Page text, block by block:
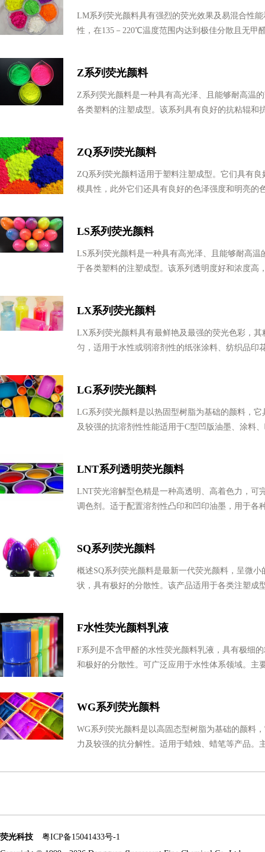
LM系列荧光颜料具有强烈的荧光效果及易混合性
性，在135－220℃温度范围内达到极佳分散且无甲
Z系列荧光颜料
Z系列荧光颜料是一种具有高光泽、且能够耐高温
各类塑料的注塑成型。该系列具有良好的抗粘辊和
ZQ系列荧光颜料
ZQ系列荧光颜料适用于塑料注塑成型。它们具有良
模具性，此外它们还具有良好的色泽强度和明亮的
LS系列荧光颜料
LS系列荧光颜料是一种具有高光泽、且能够耐高温
于各类塑料的注塑成型。该系列透明度好和浓度高
LX系列荧光颜料
LX系列荧光颜料具有最鲜艳及最强的荧光色彩，其
匀，适用于水性或弱溶剂性的纸张涂料、纺织品印
LG系列荧光颜料
LG系列荧光颜料是以热固型树脂为基础的颜料，它
及较强的抗溶剂性性能适用于C型凹版油墨、涂料
LNT系列透明荧光颜料
LNT荧光溶解型色精是一种高透明、高着色力，可
调色剂。适于配置溶剂性凸印和凹印油墨，用于各
SQ系列荧光颜料
概述SQ系列荧光颜料是最新一代荧光颜料，呈微小
状，具有极好的分散性。该产品适用于各类注塑成
F水性荧光颜料乳液
F系列是不含甲醛的水性荧光颜料乳液，具有极细
和极好的分散性。可广泛应用于水性体系领域。主
WG系列荧光颜料
WG系列荧光颜料是以高固态型树脂为基础的颜料
力及较强的抗分解性。适用于蜡烛、蜡笔等产品。
荧光科技
粤ICP备15041433号-1